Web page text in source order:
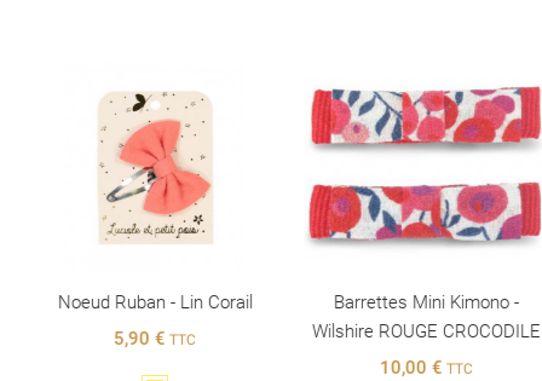
Noeud Ruban - Lin Corail
5,90 €TTC
Barrettes Mini Kimono -
Wilshire ROUGE CROCODILE
10,00 €TTC